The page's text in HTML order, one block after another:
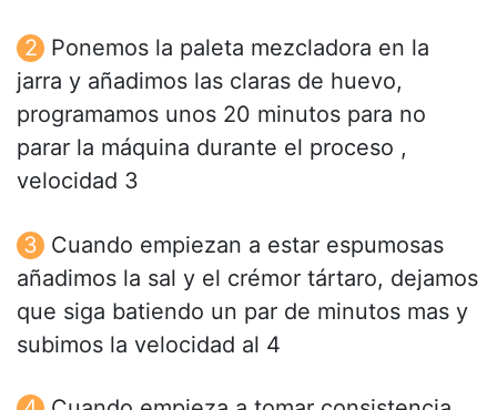
Ponemos la paleta mezcladora en la
jarra y añadimos las claras de huevo,
programamos unos 20 minutos para no
parar la máquina durante el proceso ,
velocidad 3
Cuando empiezan a estar espumosas
añadimos la sal y el crémor tártaro, dejamos
que siga batiendo un par de minutos mas y
subimos la velocidad al 4